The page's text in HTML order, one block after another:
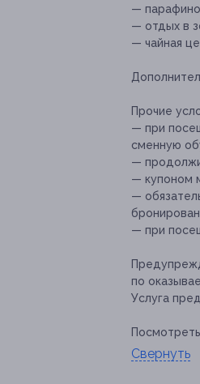
—
— отдых в
— чайная
Прочие
— при
сменную
—
— купоном
—
— при
по
Услуга
Посмотреть
Свернуть